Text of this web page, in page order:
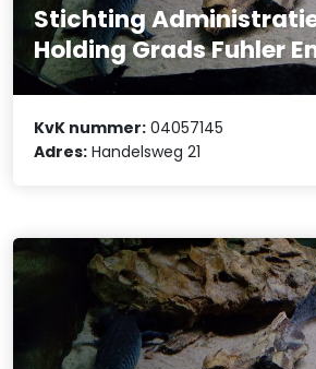
Stichting
Holding Grads Fuhler
KvK nummer: 04057145
Adres: Handelsweg 21